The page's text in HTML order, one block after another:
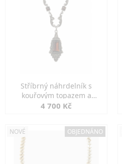
Stříbrný náhrdelník s
kouřovým topazem a
markazity
4 700 Kč
NOVÉ OBJEDNÁNO